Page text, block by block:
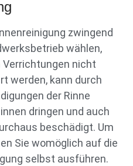
zwingend
wählen,
Verrichtungen nicht
werden, kann durch
der Rinne
dringen und auch
beschädigt. Um
Sie womöglich auf die
selbst ausführen.